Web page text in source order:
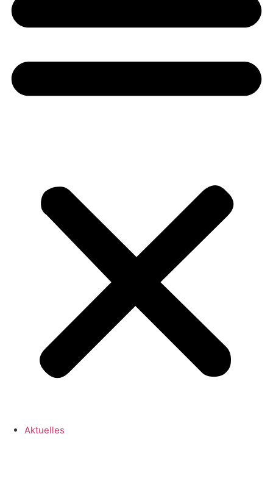
Aktuelles